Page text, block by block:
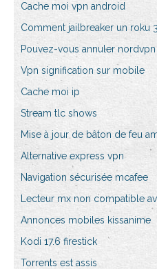
Cache moi vpn android
Comment jailbreaker un roku 3
Pouvez-vous annuler
Vpn signification sur mobile
Cache moi ip
Stream tlc shows
Mise à jour de bâton de feu
Alternative express vpn
Navigation sécurisée mcafee
Lecteur mx non compatible
Annonces mobiles kissanime
Kodi 17.6 firestick
Torrents est assis